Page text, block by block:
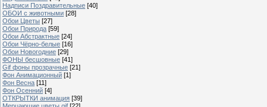
Надписи Поздравительные [40]
ОБОИ с животными [28]
Обои Цветы [27]
Обои Природа [59]
Обои Абстрактные [24]
Обои Чёрно-белые [16]
Обои Новогодние [29]
ФОНЫ бесшовные [41]
Gif фоны прозрачные [21]
Фон Анимационный [1]
Фон Весна [11]
Фон Осенний [4]
ОТКРЫТКИ анимация [39]